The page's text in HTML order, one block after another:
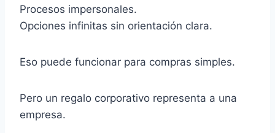
Procesos impersonales.
Opciones infinitas sin orientación clara.
Eso puede funcionar para compras simples.
Pero un regalo corporativo representa a una
empresa.